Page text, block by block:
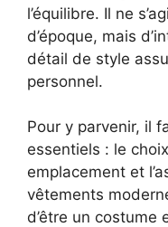
l’équilibre. Il ne
d’époque, mais
détail de style
personnel.
Pour y parvenir, il
essentiels : le
emplacement et
vêtements
d’être un costume